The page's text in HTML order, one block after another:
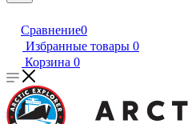
Сравнение0
Избранные товары 0
Корзина 0